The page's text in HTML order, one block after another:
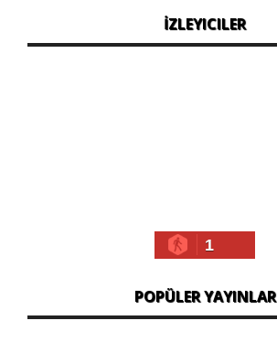
İZLEYICILER
1
POPÜLER YAYINLAR